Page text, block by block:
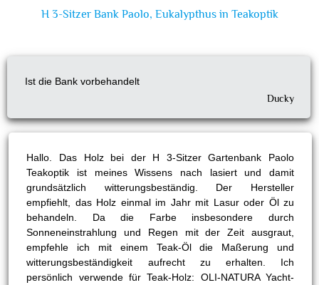
H 3-Sitzer Bank Paolo, Eukalypthus in Teakoptik
Ist die Bank vorbehandelt
Ducky
Hallo. Das Holz bei der H 3-Sitzer Gartenbank Paolo
Teakoptik ist meines Wissens nach lasiert und damit
grundsätzlich witterungsbeständig. Der Hersteller
empfiehlt, das Holz einmal im Jahr mit Lasur oder Öl zu
behandeln. Da die Farbe insbesondere durch
Sonneneinstrahlung und Regen mit der Zeit ausgraut,
empfehle ich mit einem Teak-Öl die Maßerung und
witterungsbeständigkeit aufrecht zu erhalten. Ich
persönlich verwende für Teak-Holz: OLI-NATURA Yacht-